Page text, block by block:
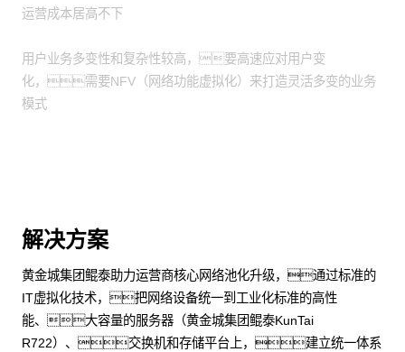
运营成本居高不下
用户业务多变性和复杂性较高，要高速应对用户变
化，需要NFV（网络功能虚拟化）来打造灵活多变的业务
模式
解决方案
黄金城集团鲲泰助力运营商核心网络池化升级，通过标准的
IT虚拟化技术，把网络设备统一到工业化标准的高性
能、大容量的服务器（黄金城集团鲲泰KunTai
R722）、交换机和存储平台上，建立统一体系